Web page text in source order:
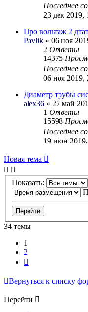
Последнее
23 дек 2019,
Про вольтаж 2
Pavlik » 06 ноя
2 Ответы
14375
Последнее
06 ноя 2019,
Диаметр трубы
alex36 » 27 май
1 Ответы
15598
Последнее
19 июн 2019,
Новая тема
Показать:
34 темы
1
2
Вернуться к списку
Перейти